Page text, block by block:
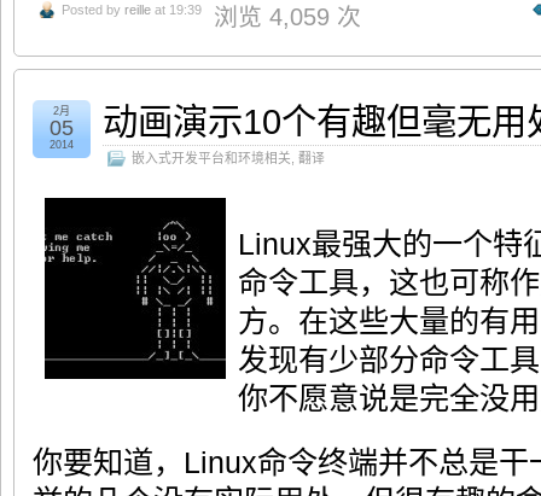
Posted by reille at 19:39 浏览 4,059 次
动画演示10个有趣但毫无用
嵌入式开发平台和环境相关 翻译
2月
05
2014
Linux最强大的一个特
命令工具，这也可称
方。在这些大量的有
发现有少部分命令工
你不愿意说是完全没
你要知道，Linux命令终端并不总是